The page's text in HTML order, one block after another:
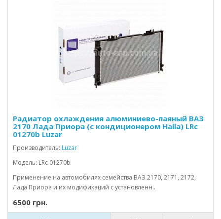
Радиатор охлаждения алюминиево-паяный ВАЗ
2170 Лада Приора (с кондиционером Halla) LRc
01270b Luzar
Производитель: Luzar
Модель: LRc 01270b
Применение на автомобилях семейства ВАЗ 2170, 2171, 2172,
Лада Приора и их модификаций с установленн..
6500 грн.